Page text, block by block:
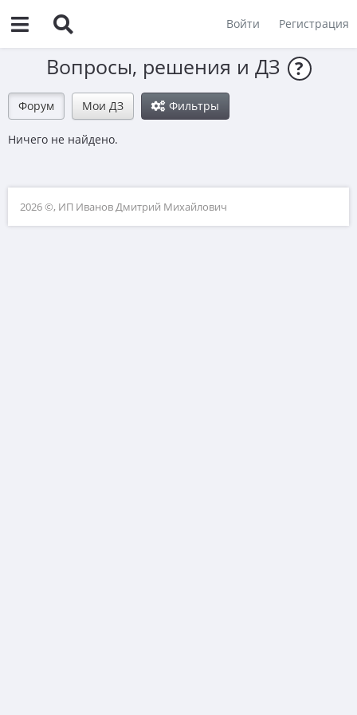
Войти Регистрация
Вопросы, решения и ДЗ ?
Форум Мои ДЗ Фильтры
Ничего не найдено.
2026 ©, ИП Иванов Дмитрий Михайлович